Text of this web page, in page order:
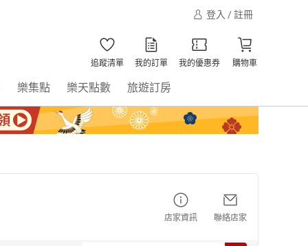
登入 / 註冊
追蹤清單 我的訂單 我的優惠券 購物車
樂集點 樂天點數 旅遊訂房
店家資訊 聯絡店家